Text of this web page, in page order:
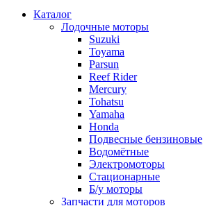
Каталог
Лодочные моторы
Suzuki
Toyama
Parsun
Reef Rider
Mercury
Tohatsu
Yamaha
Honda
Подвесные бензиновые
Водомётные
Электромоторы
Стационарные
Б/у моторы
Запчасти для моторов